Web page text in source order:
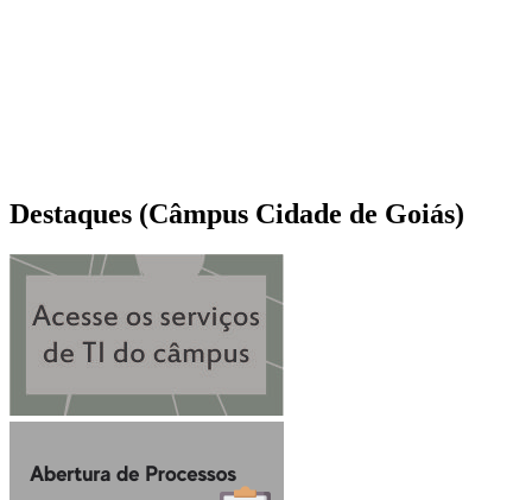
Destaques (Câmpus Cidade de Goiás)